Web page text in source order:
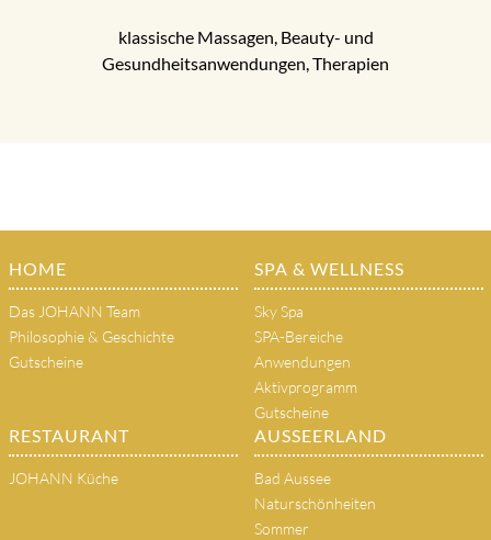
klassische Massagen, Beauty- und
Gesundheitsanwendungen, Therapien
HOME
Das JOHANN Team
Philosophie & Geschichte
Gutscheine
SPA & WELLNESS
Sky Spa
SPA-Bereiche
Anwendungen
Aktivprogramm
Gutscheine
RESTAURANT
JOHANN Küche
AUSSEERLAND
Bad Aussee
Naturschönheiten
Sommer